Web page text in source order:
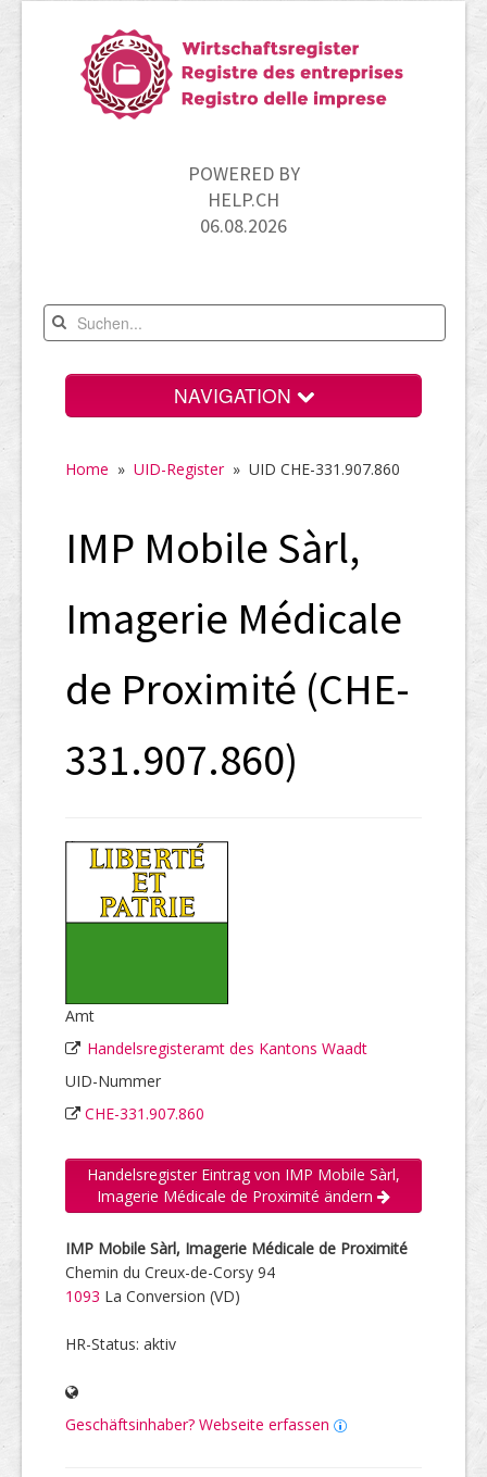
POWERED BY
HELP.CH
06.08.2026
NAVIGATION
Neugründungen
UID-Register
Marken-Register
Home » UID-Register» UID CHE-331.907.860
IMP Mobile Sàrl,
Imagerie Médicale
de Proximité (CHE-
331.907.860)
Amt
Handelsregisteramt des Kantons Waadt
UID-Nummer
CHE-331.907.860
Handelsregister Eintrag von IMP Mobile Sàrl,
Imagerie Médicale de Proximité ändern
IMP Mobile Sàrl, Imagerie Médicale de Proximité
Chemin du Creux-de-Corsy 94
1093 La Conversion (VD)
HR-Status: aktiv
Geschäftsinhaber? Webseite erfassen